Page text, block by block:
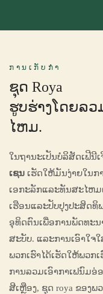
ການເກັບກໍາ
ຊຸດ Roya
ຮູບຮ່າງໂດຍລວ
ໄຫມ.
ໃນຖານະເປັນບໍລິສັດເຟີນີ
ເຊນ ເຮັດໃຫ້ມັນງ່າຍໃນກ
ເອກະລັກແລະທັນສະໄຫ
ເຮືອນແລະປັບປຸງປະສິດທິ
ອຸທິດຕົນເພື່ອການພັດທະ
ສະບັບ. ແລະການເອົາໃຈ
ພວກເຮົາໄດ້ເຮັດໃຫ້ພວກ
ການລວມເອົາກາເຟນົມອ່
ສີເຫຼືອງ, ຊຸດ roya ຂອງພ